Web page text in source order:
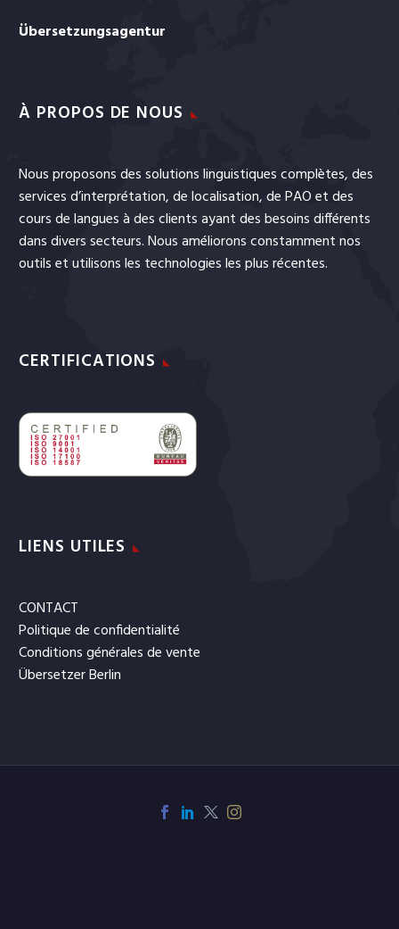
Übersetzungsagentur
À PROPOS DE NOUS
Nous proposons des solutions linguistiques complètes, des
servicesd’interprétation, delocalisation, dePAOetdes
cours de languesà des clients ayant des besoins différents
dans divers secteurs. Nous améliorons constamment nos
outils et utilisons les technologies les plus récentes.
CERTIFICATIONS
LIENS UTILES
CONTACT
Politique de confidentialité
Conditions générales de vente
Übersetzer Berlin